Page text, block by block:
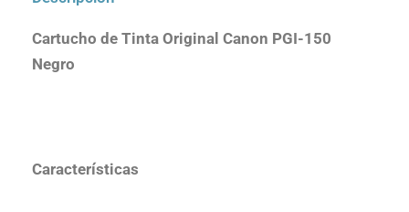
Cartucho de Tinta Original Canon PGI-150
Negro
Características